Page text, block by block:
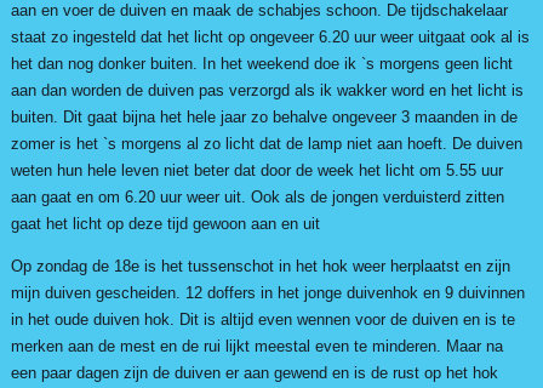
aan en voer de duiven en maak de schabjes schoon. De tijdschakelaar
staat zo ingesteld dat het licht op ongeveer 6.20 uur weer uitgaat ook al is
het dan nog donker buiten. In het weekend doe ik `s morgens geen licht
aan dan worden de duiven pas verzorgd als ik wakker word en het licht is
buiten. Dit gaat bijna het hele jaar zo behalve ongeveer 3 maanden in de
zomer is het `s morgens al zo licht dat de lamp niet aan hoeft. De duiven
weten hun hele leven niet beter dat door de week het licht om 5.55 uur
aan gaat en om 6.20 uur weer uit. Ook als de jongen verduisterd zitten
gaat het licht op deze tijd gewoon aan en uit
Op zondag de 18e is het tussenschot in het hok weer herplaatst en zijn
mijn duiven gescheiden. 12 doffers in het jonge duivenhok en 9 duivinnen
in het oude duiven hok. Dit is altijd even wennen voor de duiven en is te
merken aan de mest en de rui lijkt meestal even te minderen. Maar na
een paar dagen zijn de duiven er aan gewend en is de rust op het hok